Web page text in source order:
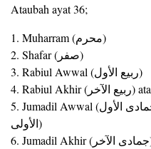
Ataubah ayat 36;
1. Muharram (محرم)
2. Shafar (صفر)
3. Rabiul Awwal (ربيع الأول)
5. Jumadil Awwal (جمادى الأول) atau Jumadil Ula (جمادى
الأولى)
6. Jumadil Akhir (جمادى الآخر) atau Jumadil Tsani (جمادى